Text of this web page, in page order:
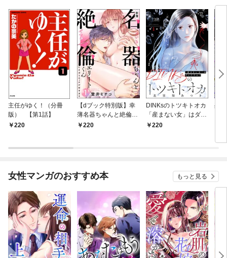
主任がゆく！（分冊
版） 【第1話】
220
【dブック特別版】幸
薄名器ちゃんと絶倫エ
リートくん むさぼりエ
220
DINKsのトツキトオカ
「産まない女」はダメ
ですか？（分冊版）
220
残
女性マンガのおすすめ本 もっと見る